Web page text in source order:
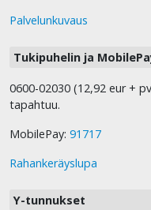
Palvelunkuvaus
Tukipuhelin ja
0600-02030 (12,92 eur +
tapahtuu.
MobilePay: 91717
Rahankeräyslupa
Y-tunnukset